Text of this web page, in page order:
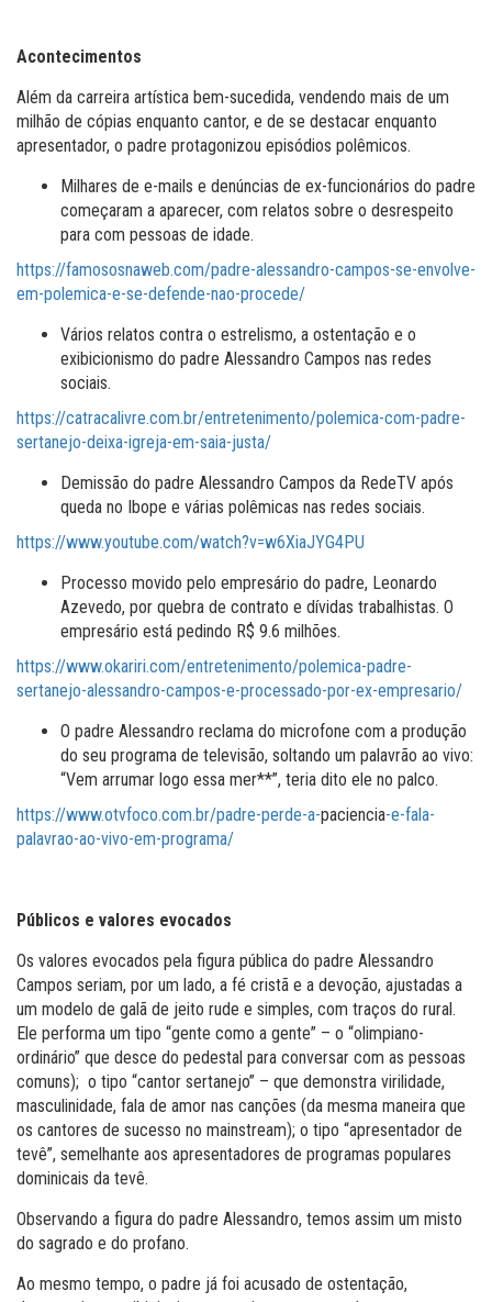
Acontecimentos
Além da carreira artística bem-sucedida, vendendo mais de um
milhão de cópias enquanto cantor, e de se destacar enquanto
apresentador, o padre protagonizou episódios polêmicos.
Milhares de e-mails e denúncias de ex-funcionários do padre
começaram a aparecer, com relatos sobre o desrespeito
para com pessoas de idade.
https://famososnaweb.com/padre-alessandro-campos-se-envolve-
em-polemica-e-se-defende-nao-procede/
Vários relatos contra o estrelismo, a ostentação e o
exibicionismo do padre Alessandro Campos nas redes
sociais.
https://catracalivre.com.br/entretenimento/polemica-com-padre-
sertanejo-deixa-igreja-em-saia-justa/
Demissão do padre Alessandro Campos da RedeTV após
queda no Ibope e várias polêmicas nas redes sociais.
https://www.youtube.com/watch?v=w6XiaJYG4PU
Processo movido pelo empresário do padre, Leonardo
Azevedo, por quebra de contrato e dívidas trabalhistas. O
empresário está pedindo R$ 9.6 milhões.
https://www.okariri.com/entretenimento/polemica-padre-
sertanejo-alessandro-campos-e-processado-por-ex-empresario/
O padre Alessandro reclama do microfone com a produção
do seu programa de televisão, soltando um palavrão ao vivo:
“Vem arrumar logo essa mer**”, teria dito ele no palco.
https://www.otvfoco.com.br/padre-perde-a-paciencia-e-fala-
palavrao-ao-vivo-em-programa/
Públicos e valores evocados
Os valores evocados pela figura pública do padre Alessandro
Campos seriam, por um lado, a fé cristã e a devoção, ajustadas a
um modelo de galã de jeito rude e simples, com traços do rural.
Ele performa um tipo “gente como a gente” – o “olimpiano-
ordinário” que desce do pedestal para conversar com as pessoas
comuns); o tipo “cantor sertanejo” – que demonstra virilidade,
masculinidade, fala de amor nas canções (da mesma maneira que
os cantores de sucesso no mainstream); o tipo “apresentador de
tevê”, semelhante aos apresentadores de programas populares
dominicais da tevê.
Observando a figura do padre Alessandro, temos assim um misto
do sagrado e do profano.
Ao mesmo tempo, o padre já foi acusado de ostentação,